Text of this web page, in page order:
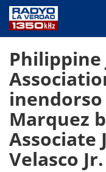
PUBLIC SERVICE
PROGRAMS
ABOUT
CONTACT US
Philippine
Marquez
Associate
Velasco Jr.